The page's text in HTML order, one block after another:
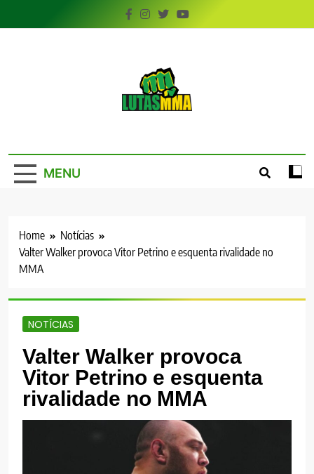
to
MENU
Home
Notícias
Valter Walker provoca Vitor Petrino e esquenta rivalidade no
MMA
NOTÍCIAS
Valter Walker provoca
Vitor Petrino e esquenta
rivalidade no MMA